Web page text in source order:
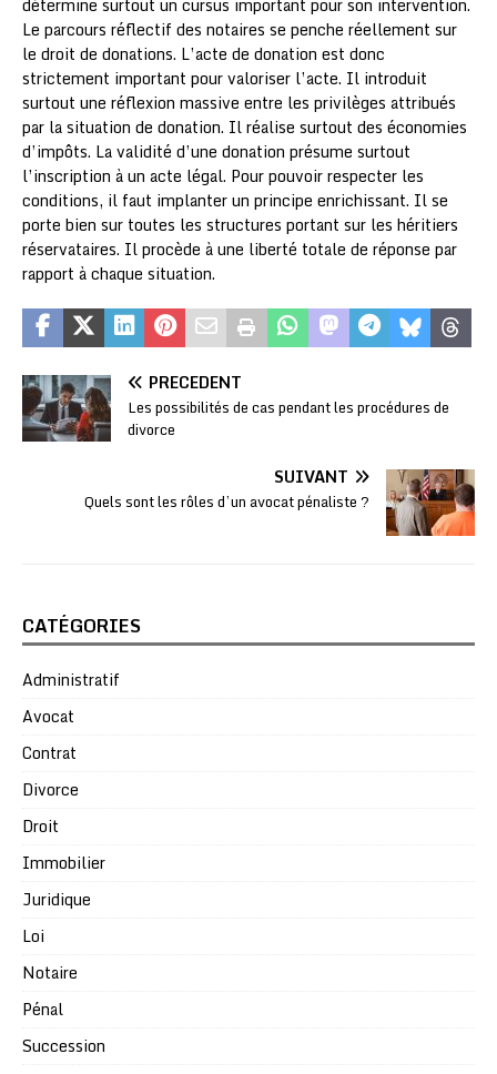
Le parcours réflectif des notaires se penche réellement sur
le droit de donations. L’acte de donation est donc
strictement important pour valoriser l’acte. Il introduit
surtout une réflexion massive entre les privilèges attribués
par la situation de donation. Il réalise surtout des économies
d’impôts. La validité d’une donation présume surtout
l’inscription à un acte légal. Pour pouvoir respecter les
conditions, il faut implanter un principe enrichissant. Il se
porte bien sur toutes les structures portant sur les héritiers
réservataires. Il procède à une liberté totale de réponse par
rapport à chaque situation.
PRÉCÉDENT
Les possibilités de cas pendant les procédures de
divorce
SUIVANT
Quels sont les rôles d’un avocat pénaliste ?
CATÉGORIES
Administratif
Avocat
Contrat
Divorce
Droit
Immobilier
Juridique
Loi
Notaire
Pénal
Succession